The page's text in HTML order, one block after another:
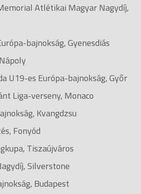
Atlétikai Magyar Nagydíj,
bajnokság, Gyenesdiás
U19-es Európa-bajnokság, Győr
Liga-verseny, Monaco
Kvangdzsu
Fonyód
Tiszaújváros
Silverstone
Budapest